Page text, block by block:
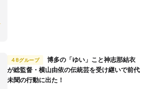
48グループ
が総監督・横山由依の伝統芸を受け継いで前代
未聞の行動に出た！